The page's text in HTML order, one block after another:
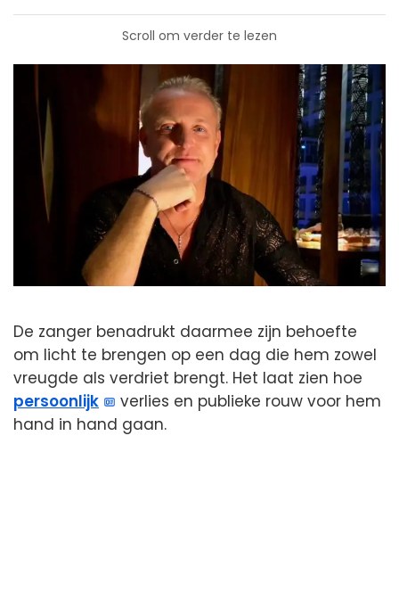
Scroll om verder te lezen
De zanger benadrukt daarmee zijn behoefte
om licht te brengen op een dag die hem zowel
vreugde als verdriet brengt. Het laat zien hoe
persoonlijk
verlies en publieke rouw voor hem
hand in hand gaan.